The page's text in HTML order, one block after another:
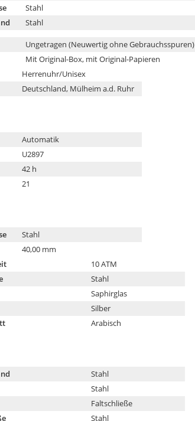
Stahl
Stahl
Ungetragen (Neuwertig ohne Gebrauchsspuren)
Mit Original-Box, mit Original-Papieren
Herrenuhr/Unisex
Deutschland, Mülheim a.d. Ruhr
Automatik
U2897
42 h
21
Stahl
40,00 mm
10 ATM
Stahl
Saphirglas
Silber
Arabisch
Stahl
Stahl
Faltschließe
Stahl